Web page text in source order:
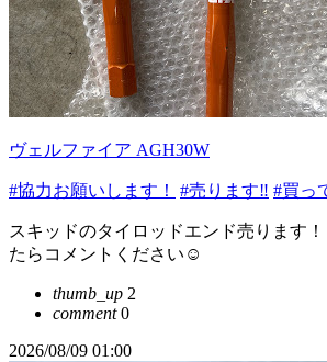
ヴェルファイア AGH30W
#協力お願いします！ #売ります‼️ #買っ
スキッドのタイロッドエンド売ります
たらコメントください☺️
thumb_up 2
comment0
2026/08/09 01:00